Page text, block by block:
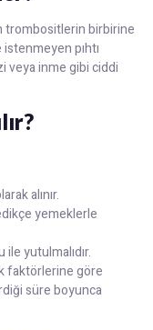
trombositlerin birbirine
pıhtı
veya inme gibi ciddi
alınır.
yemeklerle
yutulmalıdır.
faktörlerine göre
süre boyunca